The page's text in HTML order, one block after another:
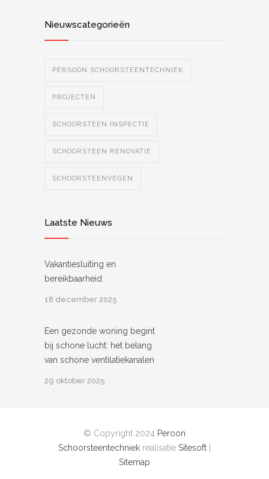
Nieuwscategorieën
PERSOON SCHOORSTEENTECHNIEK
PROJECTEN
SCHOORSTEEN INSPECTIE
SCHOORSTEEN RENOVATIE
SCHOORSTEENVEGEN
Laatste Nieuws
Vakantiesluiting en
bereikbaarheid
18 december 2025
Een gezonde woning begint
bij schone lucht: het belang
van schone ventilatiekanalen
29 oktober 2025
© Copyright 2024 Peroon
Schoorsteentechniek realisatie Sitesoft
Sitemap